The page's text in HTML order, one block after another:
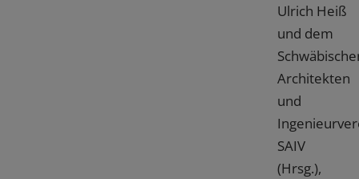
Ulrich Heiß
und dem
Architekten
und
SAIV
(Hrsg.),